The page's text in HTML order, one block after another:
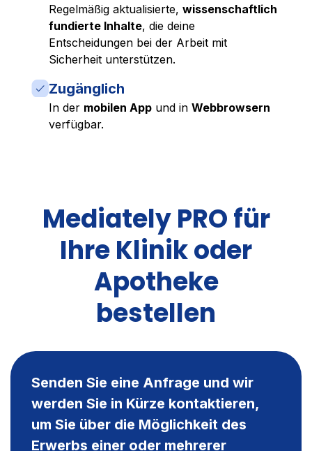
Regelmäßig aktualisierte, wissenschaftlich
fundierte Inhalte, die deine
Entscheidungen bei der Arbeit mit
Sicherheit unterstützen.
Zugänglich
In der mobilen App und in Webbrowsern
verfügbar.
Mediately PRO für
Ihre Klinik oder
Apotheke
bestellen
Senden Sie eine Anfrage und wir
werden Sie in Kürze kontaktieren,
um Sie über die Möglichkeit des
Erwerbs einer oder mehrerer